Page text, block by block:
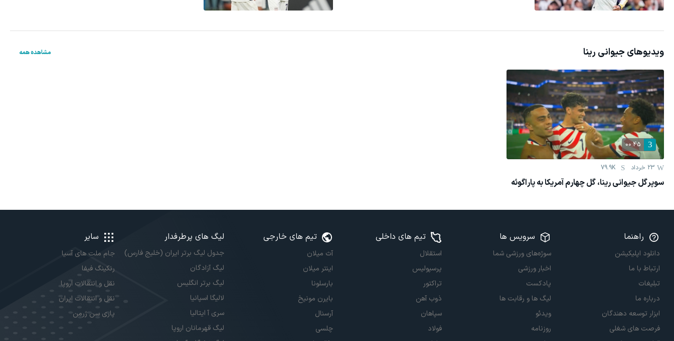
ویدیوهای جیوانی رینا مشاهده همه
00:45
23 خرداد 79.9K
سوپرگل جیوانی رینا، گل چهارم آمریکا به پاراگوئه
راهنما
دانلود اپلیکیشن
ارتباط با ما
تبلیغات
درباره ما
ابزار توسعه دهندگان
فرصت های شغلی
سرویس ها
سوژه‌های ورزشی شما
اخبار ورزشی
پادکست
لیگ ها و رقابت ها
ویدئو
روزنامه
تیم های داخلی
استقلال
پرسپولیس
تراکتور
ذوب آهن
سپاهان
فولاد
تیم های خارجی
آث میلان
اینتر میلان
بارسلونا
بایرن مونیخ
آرسنال
چلسی
لیگ های پرطرفدار
جدول لیگ برتر ایران (خلیج فارس)
لیگ آزادگان
لیگ برتر انگلیس
لالیگا اسپانیا
سری آ ایتالیا
لیگ قهرمانان اروپا
سایر
جام ملت های آسیا
رنکینگ فیفا
نقل و انتقالات اروپا
نقل و انتقالات ایران
پاری سن ژرمن